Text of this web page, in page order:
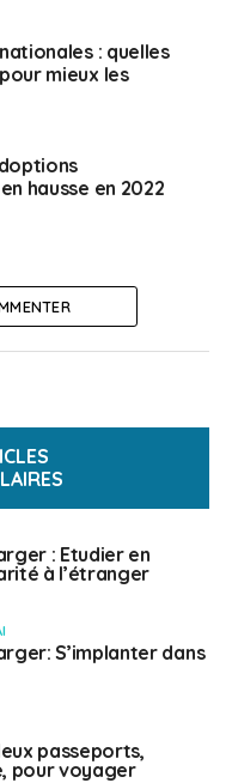
Cela aura un
étrangères a
pour les U.S.A
européenne :
: quelles
mieux les
hausse en 2022
: Etudier en
à l’étranger
S’implanter dans
passeports,
pour voyager